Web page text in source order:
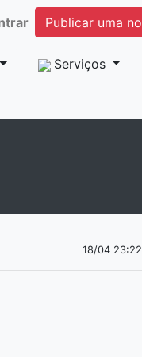
Publicar uma
Serviços
18/04 23:22